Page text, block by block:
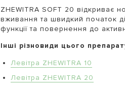
ZHEWITRA SOFT 20 відкриває
вживання та швидкий початок
функції та повернення до
Інші різновиди цього
Левітра ZHEWITRA 10
Левітра ZHEWITRA 20